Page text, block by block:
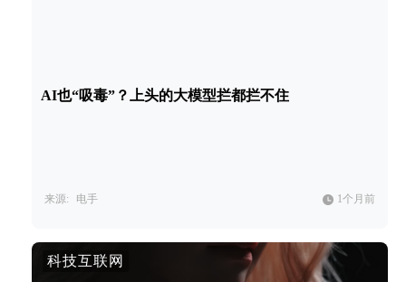
AI也“吸毒”？上头的大模型拦都拦不住
来源: 电手 1个月前
科技互联网